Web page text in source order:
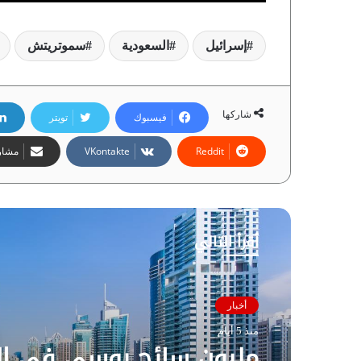
إسرائيل السعودية سموتريتش
شاركها فيسبوك تويتر
أقرأ التالي
أخبار
منذ 5 أيام